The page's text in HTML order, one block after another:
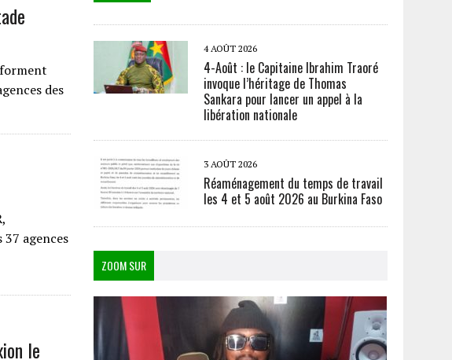
des
37 agences
le
4 AOÛT 2026
4-Août : le Capitaine Ibrahim Traoré
invoque l’héritage de Thomas
Sankara pour lancer un appel à la
libération nationale
3 AOÛT 2026
Réaménagement du temps de travail
les 4 et 5 août 2026 au Burkina Faso
ZOOM SUR